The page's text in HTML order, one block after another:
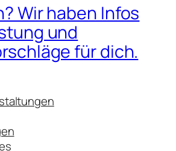
Wir haben Infos
und
für dich.